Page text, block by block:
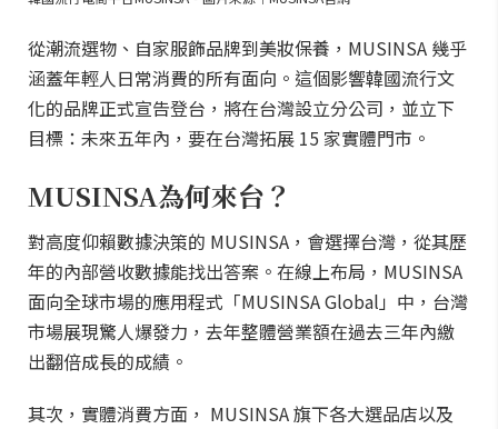
從潮流選物、自家服飾品牌到美妝保養，MUSINSA 幾乎
涵蓋年輕人日常消費的所有面向。這個影響韓國流行文
化的品牌正式宣告登台，將在台灣設立分公司，並立下
目標：未來五年內，要在台灣拓展 15 家實體門市。
MUSINSA為何來台？
對高度仰賴數據決策的 MUSINSA，會選擇台灣，從其歷
年的內部營收數據能找出答案。在線上布局，MUSINSA
面向全球市場的應用程式「MUSINSA Global」中，台灣
市場展現驚人爆發力，去年整體營業額在過去三年內繳
出翻倍成長的成績。
其次，實體消費方面， MUSINSA 旗下各大選品店以及